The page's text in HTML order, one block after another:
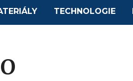
TECHNOLOGIE